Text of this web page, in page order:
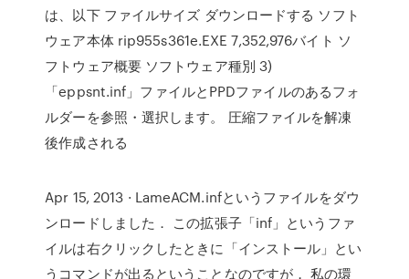
は、以下 ファイルサイズ ダウンロードする ソフト
ウェア本体 rip955s361e.EXE 7,352,976バイト ソ
フトウェア概要 ソフトウェア種別 3)
「eppsnt.inf」ファイルとPPDファイルのあるフォ
ルダーを参照・選択します。 圧縮ファイルを解凍
後作成される
Apr 15, 2013 · LameACM.infというファイルをダウ
ンロードしました． この拡張子「inf」というファ
イルは右クリックしたときに「インストール」とい
うコマンドが出るということなのですが， 私の環